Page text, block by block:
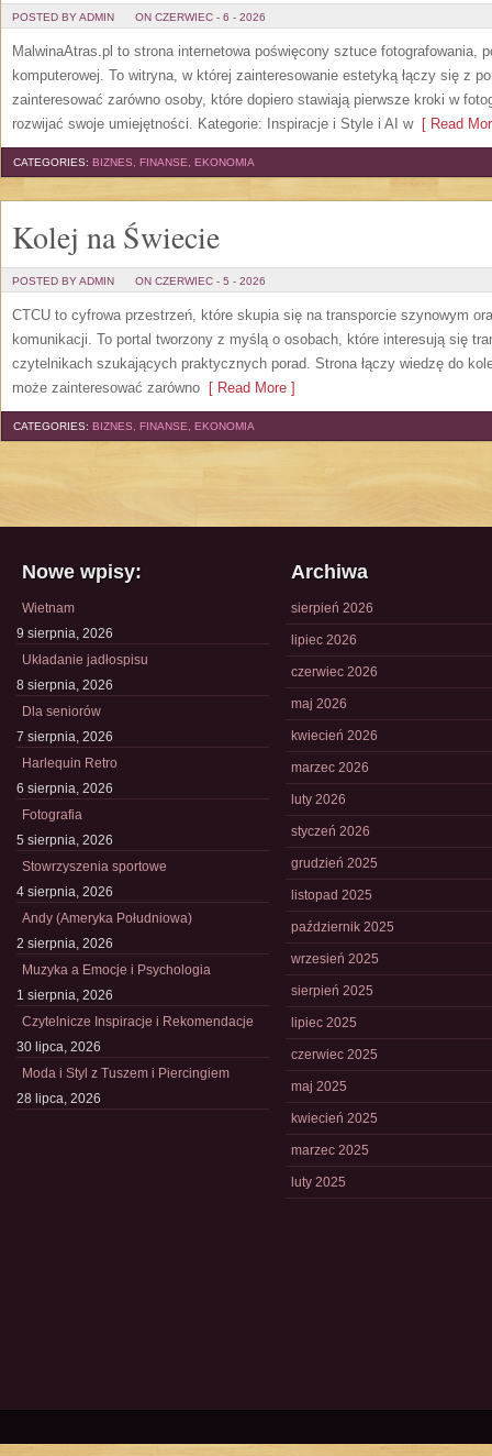
POSTED BY ADMIN ON CZERWIEC - 6 - 2026
MalwinaAtras.pl to strona internetowa poświęcony sztuce fotografowania,
komputerowej. To witryna, w której zainteresowanie estetyką łączy się z
zainteresować zarówno osoby, które dopiero stawiają pierwsze kroki w
rozwijać swoje umiejętności. Kategorie: Inspiracje i Style i AI w[ Read
CATEGORIES: BIZNES, FINANSE, EKONOMIA
Kolej na Świecie
POSTED BY ADMIN ON CZERWIEC - 5 - 2026
CTCU to cyfrowa przestrzeń, które skupia się na transporcie szynowym
komunikacji. To portal tworzony z myślą o osobach, które interesują się
czytelnikach szukających praktycznych porad. Strona łączy wiedzę do
może zainteresować zarówno [ Read More ]
CATEGORIES: BIZNES, FINANSE, EKONOMIA
Nowe wpisy:
Wietnam
9 sierpnia, 2026
Układanie jadłospisu
8 sierpnia, 2026
Dla seniorów
7 sierpnia, 2026
Harlequin Retro
6 sierpnia, 2026
Fotografia
5 sierpnia, 2026
Stowrzyszenia sportowe
4 sierpnia, 2026
Andy (Ameryka Południowa)
2 sierpnia, 2026
Muzyka a Emocje i Psychologia
1 sierpnia, 2026
Czytelnicze Inspiracje i Rekomendacje
30 lipca, 2026
Moda i Styl z Tuszem i Piercingiem
28 lipca, 2026
Archiwa
sierpień 2026
lipiec 2026
czerwiec 2026
maj 2026
kwiecień 2026
marzec 2026
luty 2026
styczeń 2026
grudzień 2025
listopad 2025
październik 2025
wrzesień 2025
sierpień 2025
lipiec 2025
czerwiec 2025
maj 2025
kwiecień 2025
marzec 2025
luty 2025